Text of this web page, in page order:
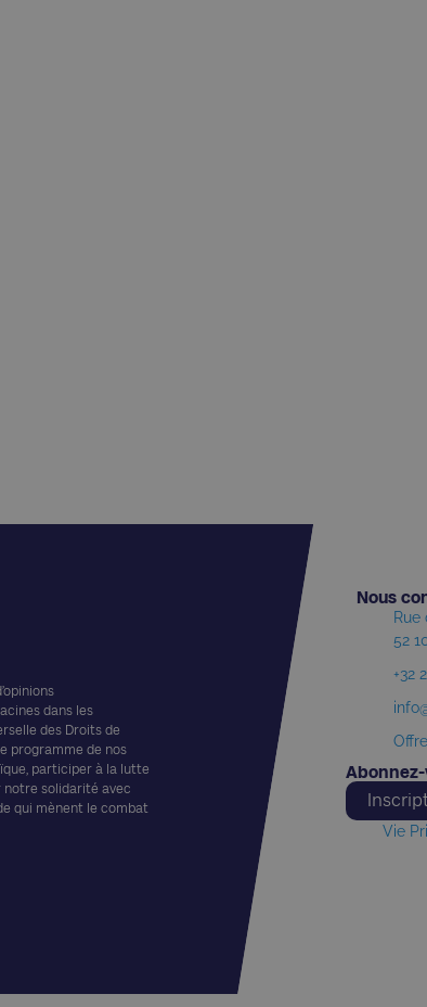
dans les
des Droits de
programme de nos
participer à la lutte
notre solidarité avec
qui mènent le combat
Nous
52
+32
Vie